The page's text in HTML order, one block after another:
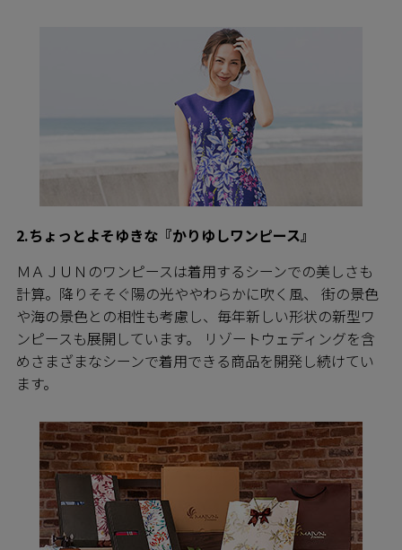
2.ちょっとよそゆきな『かりゆしワンピース』
ＭＡＪＵＮのワンピースは着用するシーンでの美しさも
計算。降りそそぐ陽の光ややわらかに吹く風、 街の景色
や海の景色との相性も考慮し、毎年新しい形状の新型ワ
ンピースも展開しています。 リゾートウェディングを含
めさまざまなシーンで着用できる商品を開発し続けてい
ます。